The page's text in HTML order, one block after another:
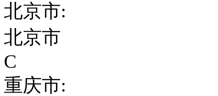
北京市:
北京市
C
重庆市: